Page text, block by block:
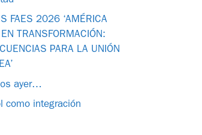
FAES 2026 ‘AMÉRICA
TRANSFORMACIÓN:
PARA LA UNIÓN
ayer…
como integración